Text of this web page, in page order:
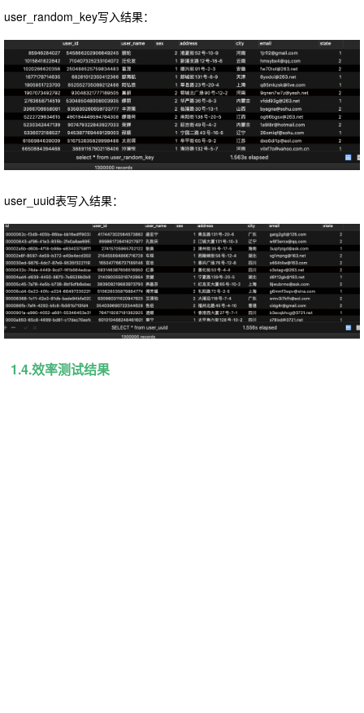
user_random_key写入结果：
user_uuid表写入结果：
1.4.效率测试结果